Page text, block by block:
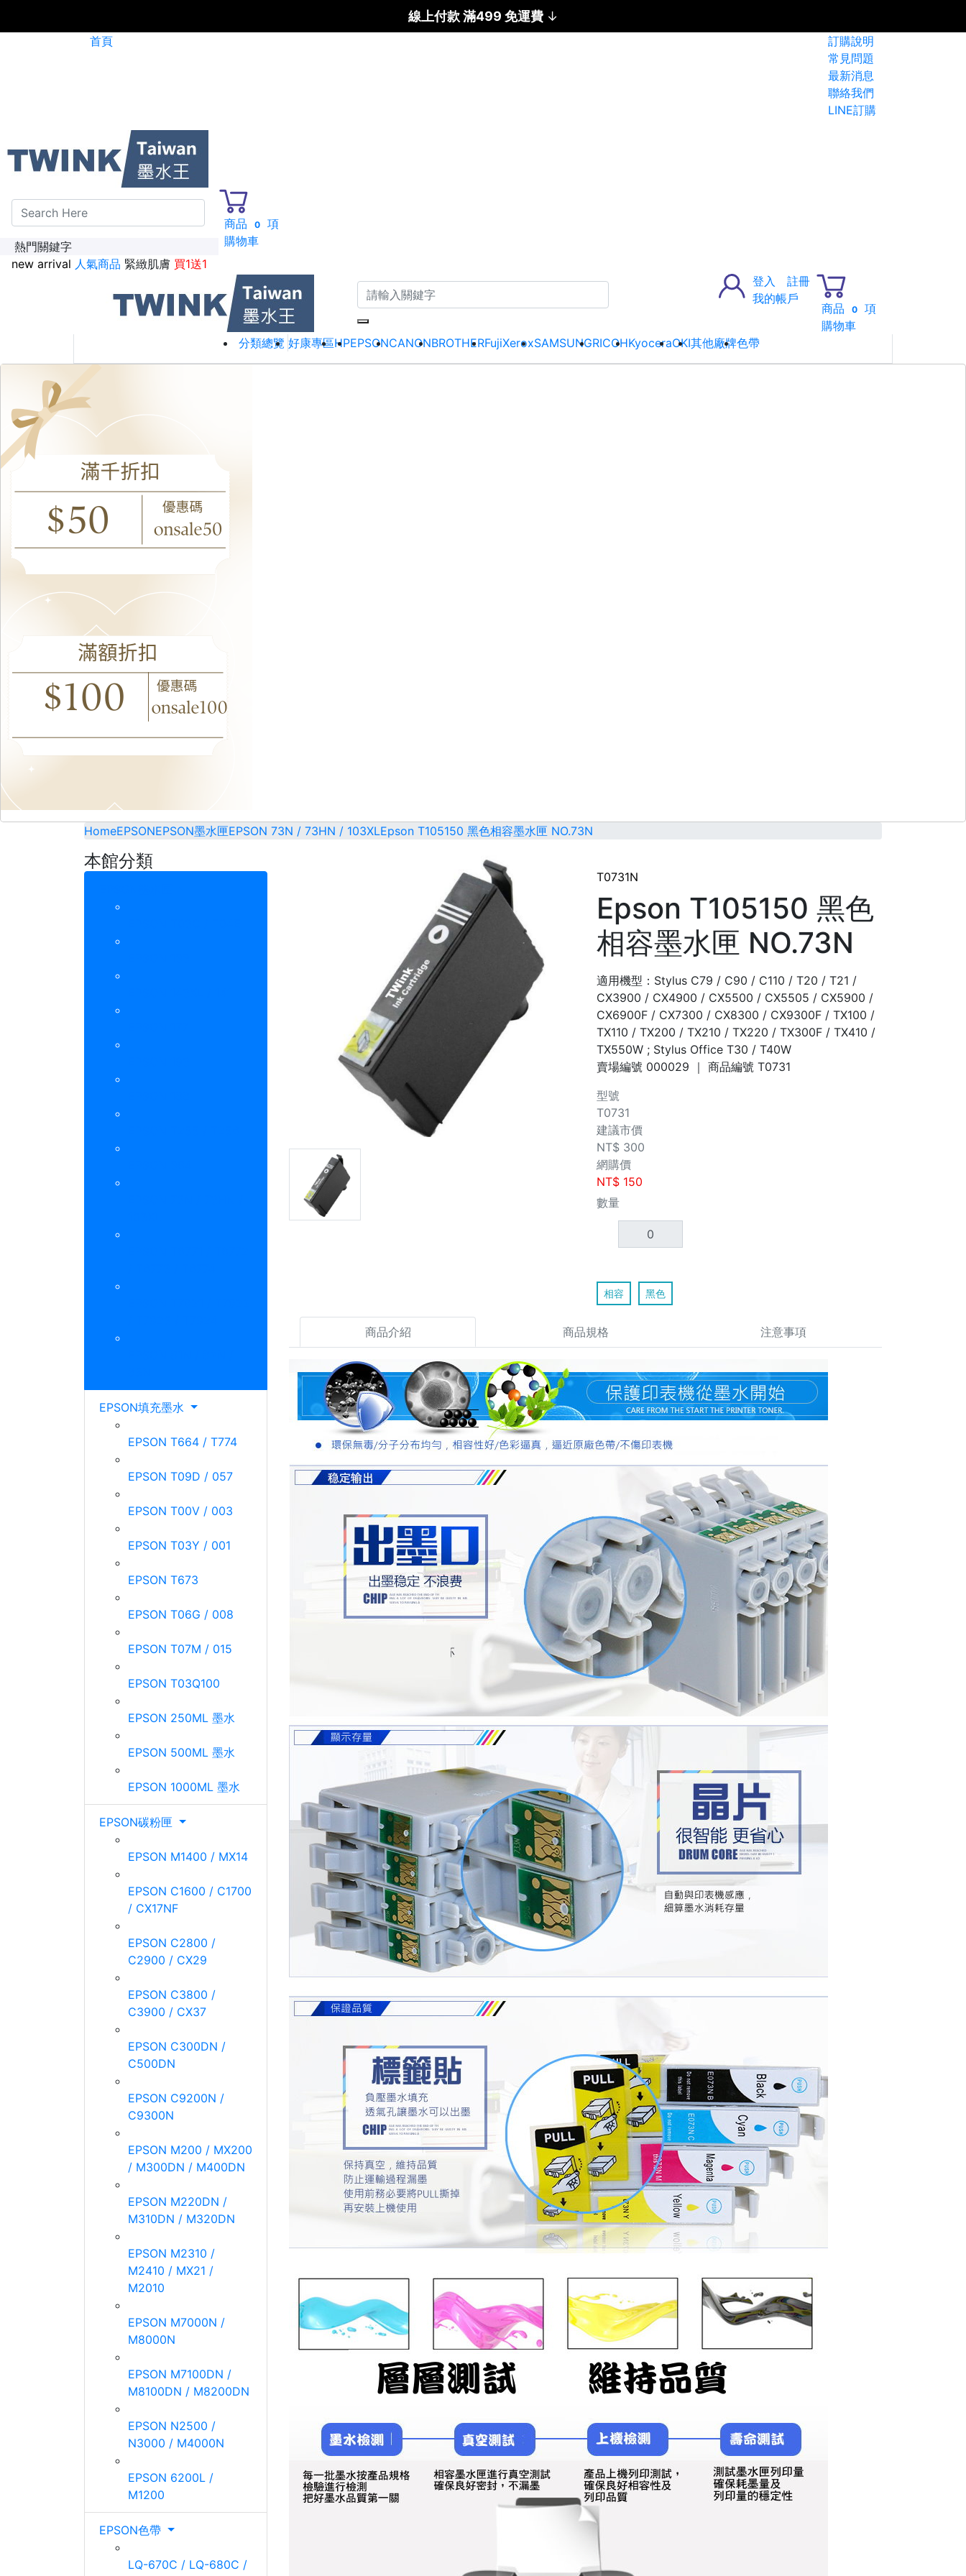
線上付款 滿499 免運費 ↓
首頁
碳粉匣全面特惠價
訂購說明
常見問題
最新消息
聯絡我們
LINE訂購
熱門關鍵字
new arrival 人氣商品 緊緻肌膚 買1送1
商品 0
項
購物車
登入
註冊
我的帳戶
商品 0
項
購物車
分類總覽 好康專區HPEPSONCANONBROTHERFujiXeroxSAMSUNGRICOHKyoceraOKI其他廠牌色帶
HomeEPSONEPSON墨水匣EPSON 73N / 73HN / 103XLEpson T105150 黑色相容墨水匣 NO.73N
本館分類
EPSON填充墨水
EPSON T664 / T774
EPSON T09D / 057
EPSON T00V / 003
EPSON T03Y / 001
EPSON T673
EPSON T06G / 008
EPSON T07M / 015
EPSON T03Q100
EPSON 250ML 墨水
EPSON 500ML 墨水
EPSON 1000ML 墨水
EPSON碳粉匣
EPSON M1400 / MX14
EPSON C1600 / C1700
/ CX17NF
EPSON C2800 /
C2900 / CX29
EPSON C3800 /
C3900 / CX37
EPSON C300DN /
C500DN
EPSON C9200N /
C9300N
EPSON M200 / MX200
/ M300DN / M400DN
EPSON M220DN /
M310DN / M320DN
EPSON M2310 /
M2410 / MX21 /
M2010
EPSON M7000N /
M8000N
EPSON M7100DN /
M8100DN / M8200DN
EPSON N2500 /
N3000 / M4000N
EPSON 6200L /
M1200
EPSON色帶
LQ-670C / LQ-680C /
T0731N
Epson T105150 黑色
相容墨水匣 NO.73N
適用機型：Stylus C79 / C90 / C110 / T20 / T21 /
CX3900 / CX4900 / CX5500 / CX5505 / CX5900 /
CX6900F / CX7300 / CX8300 / CX9300F / TX100 /
TX110 / TX200 / TX210 / TX220 / TX300F / TX410 /
TX550W ; Stylus Office T30 / T40W
賣場編號000029 ｜ 商品編號 T0731
型號
T0731
建議市價
NT$ 300
網購價
NT$ 150
數量
相容 黑色
商品介紹 商品規格 注意事項